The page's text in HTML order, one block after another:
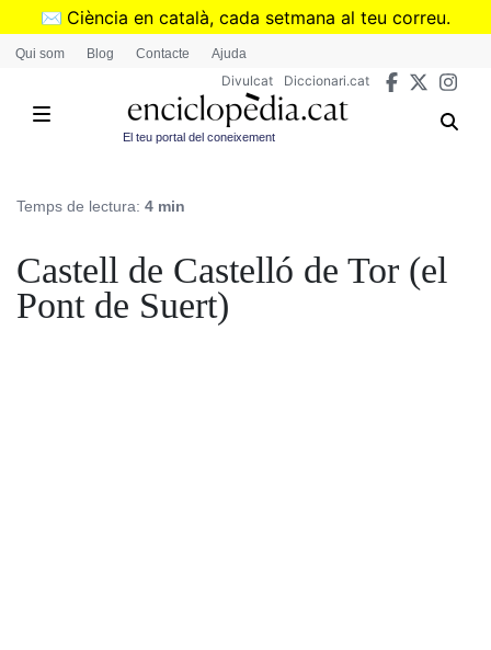
Vés
✉️ Ciència en català, cada setmana al teu correu.
➜Subscriu-te al butlletí de Divulcat
Qui som Blog Contacte Ajuda
Divulcat Diccionari.cat
El teu portal del coneixement
Temps de lectura: 4 min
Castell de Castelló de Tor (el
Pont de Suert)